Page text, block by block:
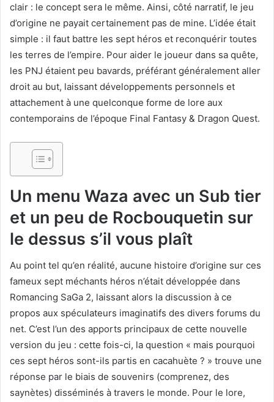
clair : le concept sera le même. Ainsi, côté narratif, le jeu
d’origine ne payait certainement pas de mine. L’idée était
simple : il faut battre les sept héros et reconquérir toutes
les terres de l’empire. Pour aider le joueur dans sa quête,
les PNJ étaient peu bavards, préférant généralement aller
droit au but, laissant développements personnels et
attachement à une quelconque forme de lore aux
contemporains de l’époque Final Fantasy & Dragon Quest.
Un menu Waza avec un Sub tier
et un peu de Rocbouquetin sur
le dessus s’il vous plaît
Au point tel qu’en réalité, aucune histoire d’origine sur ces
fameux sept méchants héros n’était développée dans
Romancing SaGa 2, laissant alors la discussion à ce
propos aux spéculateurs imaginatifs des divers forums du
net. C’est l’un des apports principaux de cette nouvelle
version du jeu : cette fois-ci, la question « mais pourquoi
ces sept héros sont-ils partis en cacahuète ? » trouve une
réponse par le biais de souvenirs (comprenez, des
saynètes) disséminés à travers le monde. Pour le lore,